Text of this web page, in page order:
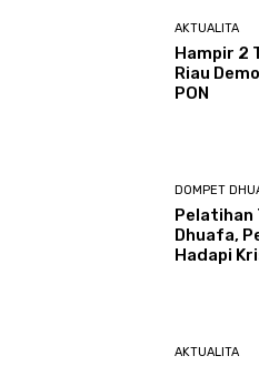
AKTUALITA
Hampir 2
Riau
PON
DOMPET
Pelatihan
Dhuafa,
Hadapi
AKTUALITA